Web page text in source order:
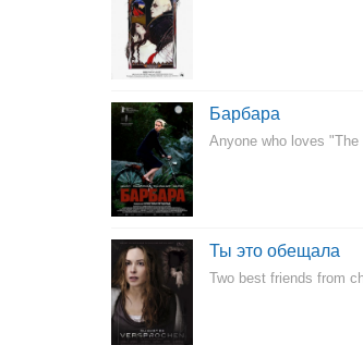
Барбара
Anyone who loves
Ты это обещала
Two best friends from